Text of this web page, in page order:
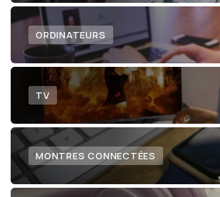
ORDINATEURS
TV
MONTRES CONNECTÉES